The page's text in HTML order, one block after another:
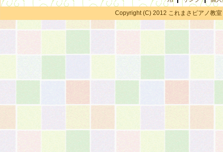
Copyright (C) 2012 これまさピアノ教